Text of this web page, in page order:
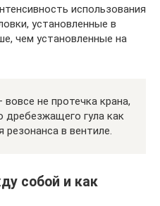
использования
установленные в
чем установленные на
не протечка крана,
дребезжащего гула как
резонанса в вентиле.
собой и как